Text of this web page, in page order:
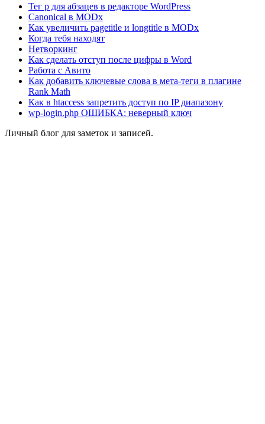
Тег p для абзацев в редакторе WordPress
Canonical в MODx
Как увеличить pagetitle и longtitle в MODx
Когда тебя находят
Нетворкинг
Как сделать отступ после цифры в Word
Работа с Авито
Как добавить ключевые слова в мета-теги в плагине
Rank Math
Как в htaccess запретить доступ по IP диапазону
wp-login.php ОШИБКА: неверный ключ
Личный блог для заметок и записей.